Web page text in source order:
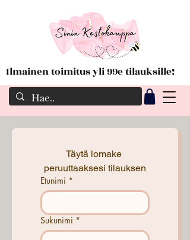
Ilmainen toimitus yli 99e tilauksille!
Täytä lomake
peruuttaaksesi tilauksen
Etunimi *
Sukunimi *